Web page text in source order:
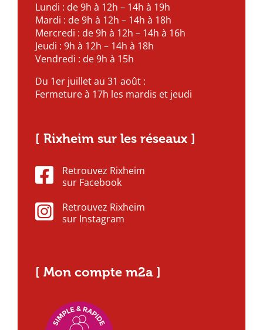
Lundi : de 9h à 12h – 14h à 19h
Mardi : de 9h à 12h – 14h à 18h
Mercredi : de 9h à 12h – 14h à 16h
Jeudi : 9h à 12h – 14h à 18h
Vendredi : de 9h à 15h
Du 1er juillet au 31 août :
Fermeture à 17h les mardis et jeudi
[ Rixheim sur les réseaux ]
Retrouvez Rixheim
sur Facebook
Retrouvez Rixheim
sur Instagram
[ Mon compte m2a ]